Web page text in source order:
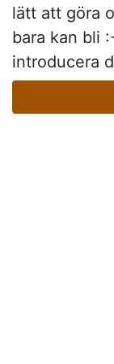
lätt att göra
bara kan bli
introducera